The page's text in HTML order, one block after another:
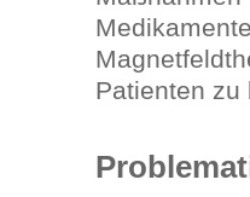
Patienten zu